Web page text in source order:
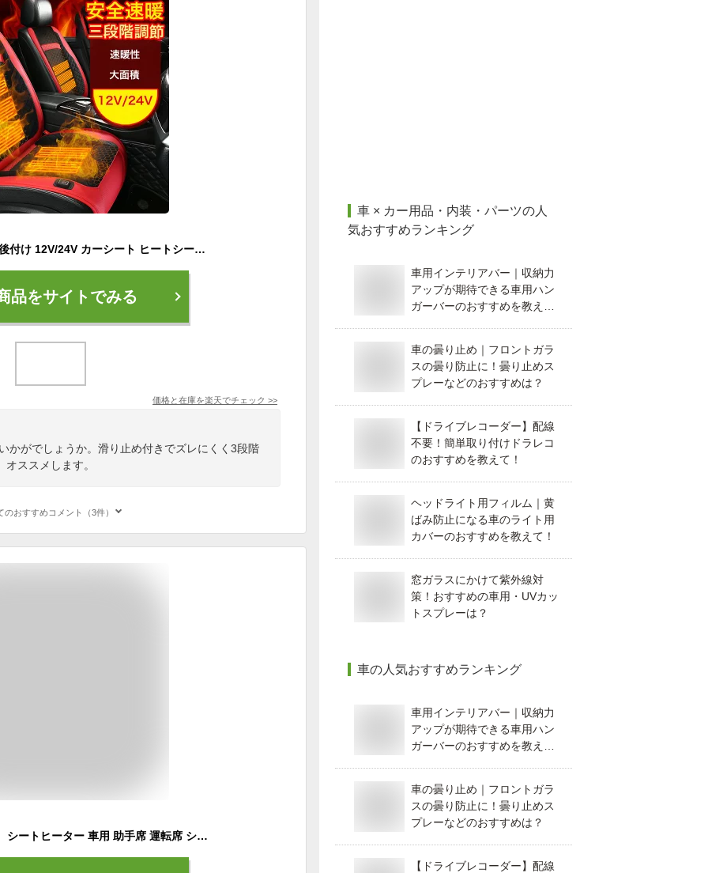
車用 シートヒーター 後付け 12V/24V カーシート ヒートシート 3段階温度調節 運転席 助手席 暖かい 車用 ホットカーシート カーシートカバー 過熱防止 温度調節機能 ヒートシート 暖房 車載用 カーシート 滑り止め 車シートクッション【単品販売】
品をサイトでみる
価格と在庫を楽天でチェック >>
かがでしょうか。滑り止め付きでズレにくく3段階
ススメします。
のおすすめコメント（3件）
10%OFF【一部即納】 シートヒーター 車用 助手席 運転席 シートヒーター 後付け 12V 24V 2人掛け用 運転席+助手席 温度調節 カーシート 後付け シートカバー 暖房 カーシートヒーター 車用ホットカーシート シガーソケット 冬 暖かい 過熱保護 プレゼント 防寒
車 × カー用品・内装・パーツの人
気おすすめランキング
車用インテリアバー｜収納力
アップが期待できる車用ハン
ガーバーのおすすめを教え
車の曇り止め｜フロントガラ
スの曇り防止に！曇り止めス
プレーなどのおすすめは？
【ドライブレコーダー】配線
不要！簡単取り付けドラレコ
のおすすめを教えて！
ヘッドライト用フィルム｜黄
ばみ防止になる車のライト用
カバーのおすすめを教えて！
窓ガラスにかけて紫外線対
策！おすすめの車用・UVカッ
トスプレーは？
車の人気おすすめランキング
車用インテリアバー｜収納力
アップが期待できる車用ハン
ガーバーのおすすめを教え
車の曇り止め｜フロントガラ
スの曇り防止に！曇り止めス
プレーなどのおすすめは？
【ドライブレコーダー】配線